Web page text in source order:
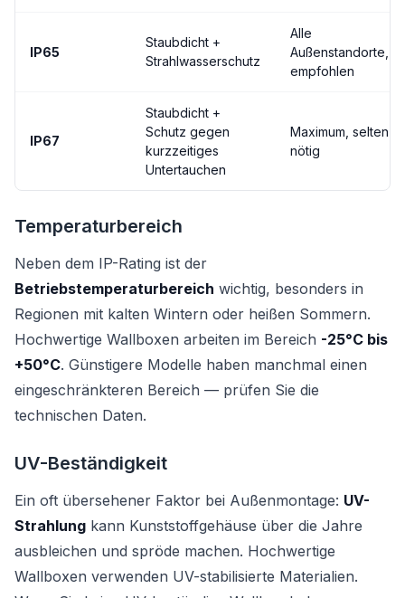
IP65
Staubdicht +
Strahlwasserschutz
Alle
Außenstandorte,
empfohlen
IP67
Staubdicht +
Schutz gegen
kurzzeitiges
Untertauchen
Maximum, selten
nötig
Temperaturbereich
Neben dem IP-Rating ist der
Betriebstemperaturbereich wichtig, besonders in
Regionen mit kalten Wintern oder heißen Sommern.
Hochwertige Wallboxen arbeiten im Bereich -25°C bis
+50°C. Günstigere Modelle haben manchmal einen
eingeschränkteren Bereich — prüfen Sie die
technischen Daten.
UV-Beständigkeit
Ein oft übersehener Faktor bei Außenmontage: UV-
Strahlung kann Kunststoffgehäuse über die Jahre
ausbleichen und spröde machen. Hochwertige
Wallboxen verwenden UV-stabilisierte Materialien.